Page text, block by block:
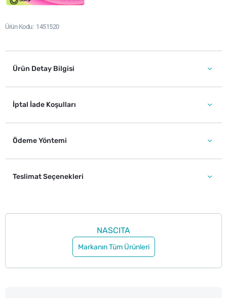
Ürün Kodu 1451520
Ürün Detay Bilgisi
İptal İade Koşulları
Ödeme Yöntemi
Teslimat Seçenekleri
NASCITA
Markanın Tüm Ürünleri